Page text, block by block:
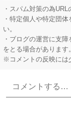
【悲報】 上沼恵美子さ
・スパム対策の為URL
・特定個人や特定団
い。
・ブログの運営に支
をとる場合があります
※コメントの反映には